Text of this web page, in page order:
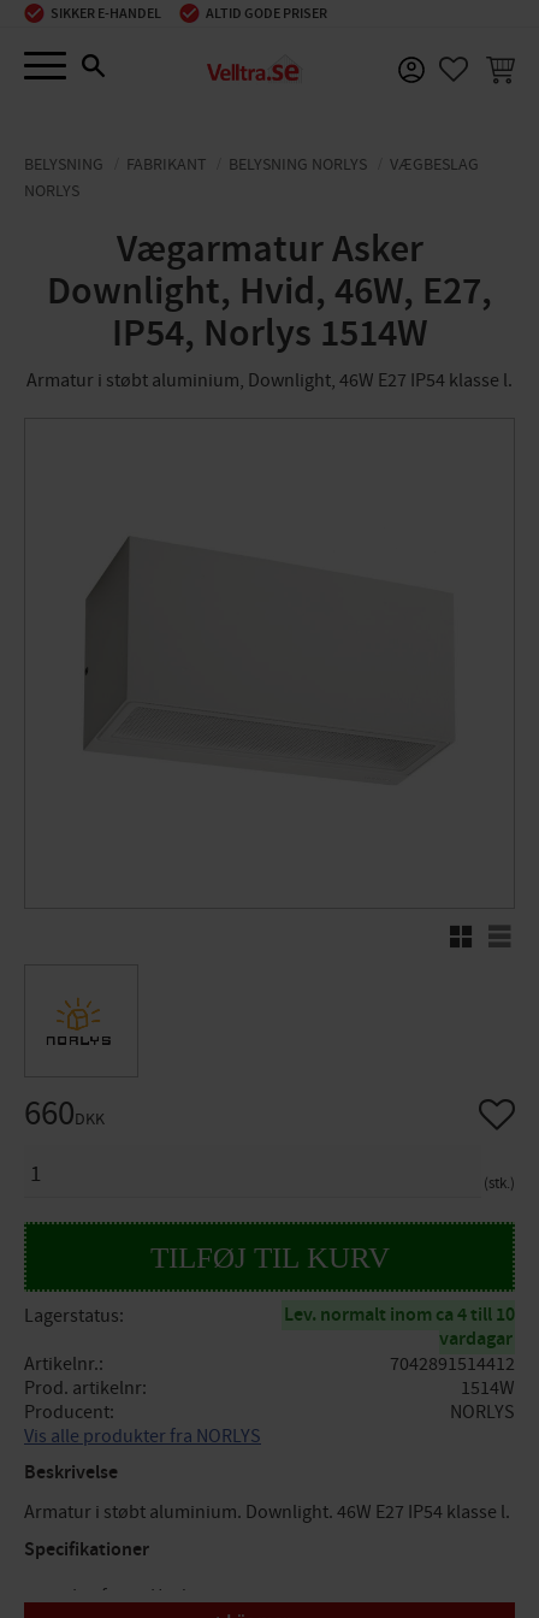
Menu
SIKKER E-HANDEL ALTID GODE PRISER
BELYSNING FABRIKANT BELYSNING NORLYS
VÆGBESLAG
NORLYS
Vægarmatur Asker
Downlight, Hvid, 46W, E27,
IP54, Norlys 1514W
Armatur i støbt aluminium, Downlight, 46W E27 IP54 klasse l.
RutenettListe
660DKK
stk.
Gem
Lagerstatus
Lev. normalt inom ca 4 till 10
vardagar
Artikelnr.
7042891514412
Prod. artikelnr
1514W
Producent
NORLYS
Vis alle produkter fra NORLYS
Beskrivelse
Armatur i støbt aluminium. Downlight. 46W E27 IP54 klasse l.
Specifikationer
Lys farve: Hvid